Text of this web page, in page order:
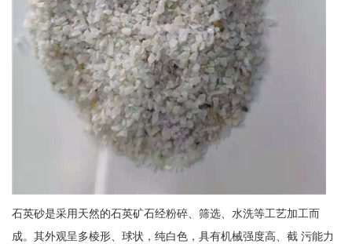
石英砂是采用天然的石英矿石经粉碎、筛选、水洗等工艺加工而
成。其外观呈多棱形、球状，纯白色，具有机械强度高、截 污能力